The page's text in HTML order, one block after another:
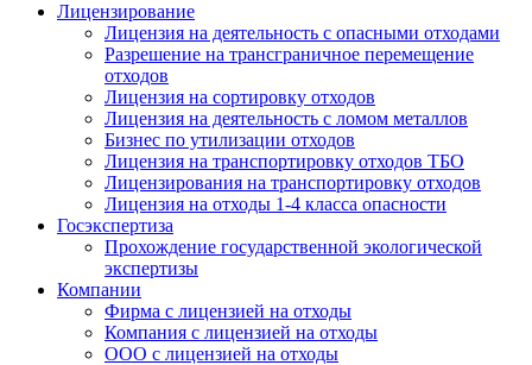
Лицензирование
Лицензия на деятельность с опасными отходами
Разрешение на трансграничное перемещение
отходов
Лицензия на сортировку отходов
Лицензия на деятельность с ломом металлов
Бизнес по утилизации отходов
Лицензия на транспортировку отходов ТБО
Лицензирования на транспортировку отходов
Лицензия на отходы 1-4 класса опасности
Госэкспертиза
Прохождение государственной экологической
экспертизы
Компании
Фирма с лицензией на отходы
Компания с лицензией на отходы
ООО с лицензией на отходы